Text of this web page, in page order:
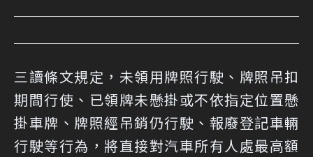
三讀條文規定，未領用牌照行駛、牌照吊扣
期間行使、已領牌未懸掛或不依指定位置懸
掛車牌、牌照經吊銷仍行駛、報廢登記車輛
行駛等行為，將直接對汽車所有人處最高額